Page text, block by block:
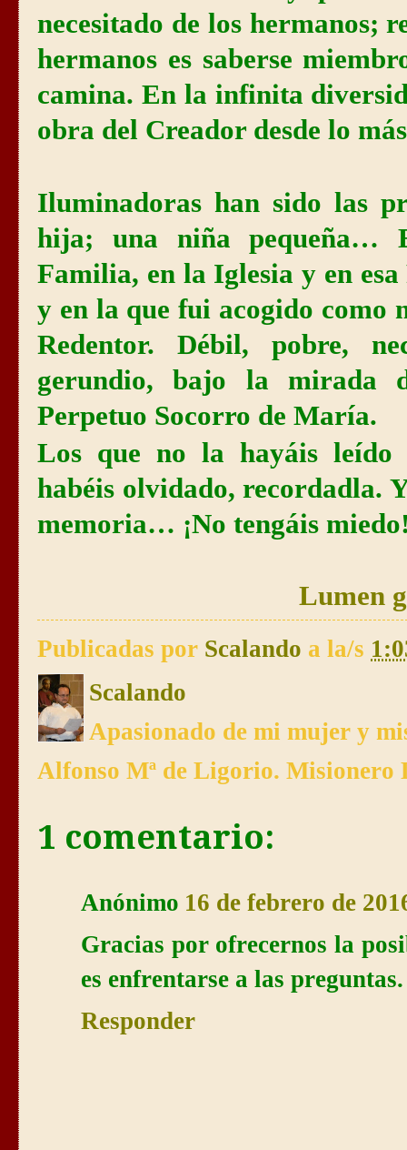
necesitado de los hermanos;
hermanos es saberse
camina. En la infinita
obra del Creador desde lo
Iluminadoras han sido las
hija; una niña pequeña…
Familia, en la Iglesia y en
y en la que fui acogido como
Redentor. Débil, pobre,
gerundio, bajo la mirada
Perpetuo Socorro de María.
Los que no la hayáis leído
habéis olvidado, recordadla.
memoria… ¡No tengáis
Lumen
Publicadas por Scalando a la/s
Scalando
Apasionado de mi mujer y
Alfonso Mª de Ligorio. Misionero
1 comentario:
Anónimo 16 de febrero de
Gracias por ofrecernos la
es enfrentarse a las preguntas.
Responder